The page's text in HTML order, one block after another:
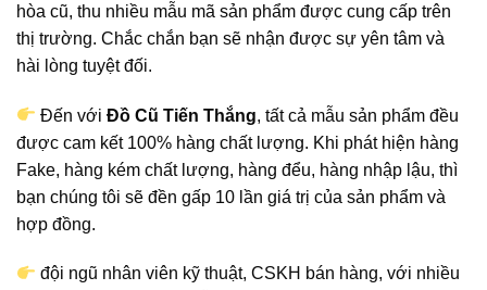
hòa cũ, thu nhiều mẫu mã sản phẩm được cung cấp trên
thị trường. Chắc chắn bạn sẽ nhận được sự yên tâm và
hài lòng tuyệt đối.
Đến vớiĐồ Cũ Tiến Thắng, tất cả mẫu sản phẩm đều
được cam kết 100% hàng chất lượng. Khi phát hiện hàng
Fake, hàng kém chất lượng, hàng đểu, hàng nhập lậu, thì
bạn chúng tôi sẽ đền gấp 10 lần giá trị của sản phẩm và
hợp đồng.
đội ngũ nhân viên kỹ thuật, CSKH bán hàng, với nhiều